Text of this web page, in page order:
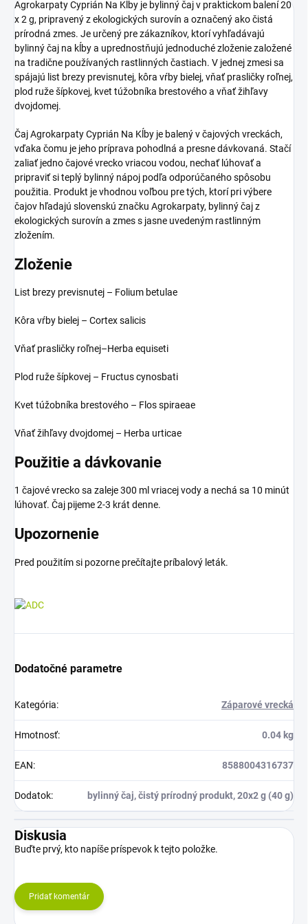
Agrokarpaty Cyprián Na Kĺby je bylinný čaj v praktickom balení 20
x 2 g, pripravený z ekologických surovín a označený ako čistá
prírodná zmes. Je určený pre zákazníkov, ktorí vyhľadávajú
bylinný čaj na kĺby a uprednostňujú jednoduché zloženie založené
na tradične používaných rastlinných častiach. V jednej zmesi sa
spájajú list brezy previsnutej, kôra vŕby bielej, vňať prasličky roľnej,
plod ruže šípkovej, kvet túžobníka brestového a vňať žihľavy
dvojdomej.
Čaj Agrokarpaty Cyprián Na Kĺby je balený v čajových vreckách,
vďaka čomu je jeho príprava pohodlná a presne dávkovaná. Stačí
zaliať jedno čajové vrecko vriacou vodou, nechať lúhovať a
pripraviť si teplý bylinný nápoj podľa odporúčaného spôsobu
použitia. Produkt je vhodnou voľbou pre tých, ktorí pri výbere
čajov hľadajú slovenskú značku Agrokarpaty, bylinný čaj z
ekologických surovín a zmes s jasne uvedeným rastlinným
zložením.
Zloženie
List brezy previsnutej – Folium betulae
Kôra vŕby bielej – Cortex salicis
Vňať prasličky roľnej–Herba equiseti
Plod ruže šípkovej – Fructus cynosbati
Kvet túžobníka brestového – Flos spiraeae
Vňať žihľavy dvojdomej – Herba urticae
Použitie a dávkovanie
1 čajové vrecko sa zaleje 300 ml vriacej vody a nechá sa 10 minút
lúhovať. Čaj pijeme 2-3 krát denne.
Upozornenie
Pred použitím si pozorne prečítajte príbalový leták.
Dodatočné parametre
Kategória: Záparové vrecká
Hmotnosť: 0.04 kg
EAN: 8588004316737
Dodatok: bylinný čaj, čistý prírodný produkt, 20x2 g (40 g)
Diskusia
Buďte prvý, kto napíše príspevok k tejto položke.
Pridať komentár